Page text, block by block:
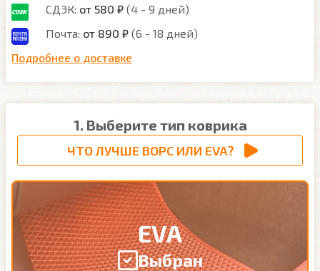
СДЭК: от 580 ₽ (4 - 9 дней)
Почта: от 890 ₽ (6 - 18 дней)
Подробнее о доставке
1. Выберите тип коврика
ЧТО ЛУЧШЕ ВОРС ИЛИ EVA?
EVA
Выбран